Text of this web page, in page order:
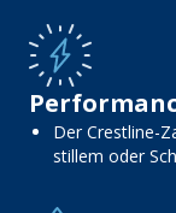
Der Crestline-
stillem oder